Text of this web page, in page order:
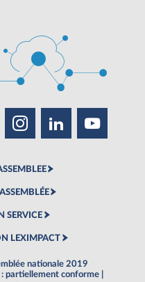
SERVICE
LEXIMPACT
nationale 2019
partiellement conforme